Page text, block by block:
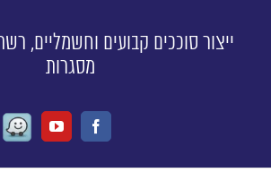
ייצור סוככים קבועים וחשמליים,
מסגרות
Facebook
Youtube
Waze